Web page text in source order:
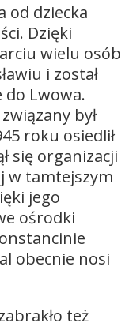
od dziecka
Dzięki
wielu osób
i został
do Lwowa.
był
roku osiedlił
się organizacji
w tamtejszym
jego
ośrodki
obecnie nosi
też